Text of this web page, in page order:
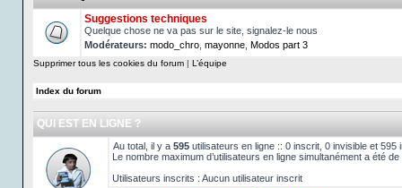
Suggestions techniques
Quelque chose ne va pas sur le site, signalez-le nous
Modérateurs: modo_chro mayonne Modos part 3
Supprimer tous les cookies du forum | L’équipe
Index du forum
QUI EST EN LIGNE ?
Au total, il y a 595 utilisateurs en ligne :: 0 inscrit, 0 invisible et
Le nombre maximum d’utilisateurs en ligne simultanément a été de
Utilisateurs inscrits : Aucun utilisateur inscrit